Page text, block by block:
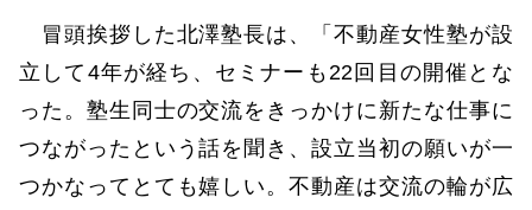
冒頭挨拶した北澤塾長は、「不動産女性塾が設
立して4年が経ち、セミナーも22回目の開催とな
った。塾生同士の交流をきっかけに新たな仕事に
つながったという話を聞き、設立当初の願いが一
つかなってとても嬉しい。不動産は交流の輪が広